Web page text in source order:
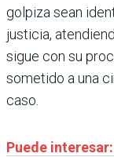
golpiza sean
justicia,
sigue con su
sometido a una
caso.
Puede